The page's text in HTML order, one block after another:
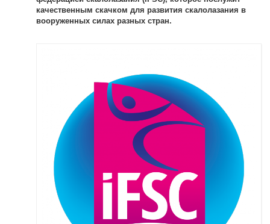
качественным скачком для развития скалолазания в
вооруженных силах разных стран.